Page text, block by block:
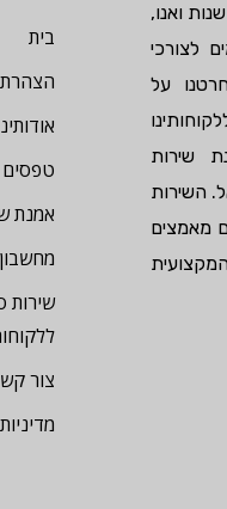
ואנו,
לצורכי
על
שירות
השירות
מאמצים
בית
הצהרת
טפסים
אמנת
שירות
צור